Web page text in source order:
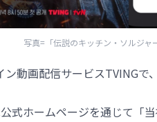
写真=「伝説のキッチン・ソルジャ
動画配信サービスTVINGで
式ホームページを通じて「